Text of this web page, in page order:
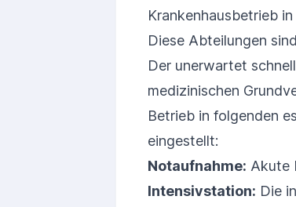
Krankenhausbetrieb
Diese Abteilungen
Der unerwartet
medizinischen
Betrieb in folgenden
eingestellt:
Notaufnahme: Akute
Intensivstation: Die